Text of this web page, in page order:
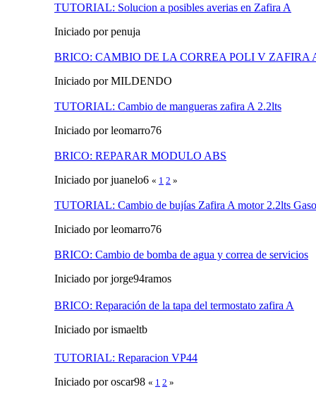
TUTORIAL: Solucion a posibles averias en Zafira A
Iniciado por penuja
BRICO: CAMBIO DE LA CORREA POLI V ZAFIRA
Iniciado por MILDENDO
TUTORIAL: Cambio de mangueras zafira A 2.2lts
Iniciado por leomarro76
BRICO: REPARAR MODULO ABS
Iniciado por juanelo6 « 1 2 »
TUTORIAL: Cambio de bujías Zafira A motor 2.2lts
Iniciado por leomarro76
BRICO: Cambio de bomba de agua y correa de servicios
Iniciado por jorge94ramos
BRICO: Reparación de la tapa del termostato zafira A
Iniciado por ismaeltb
TUTORIAL: Reparacion VP44
Iniciado por oscar98 « 1 2 »